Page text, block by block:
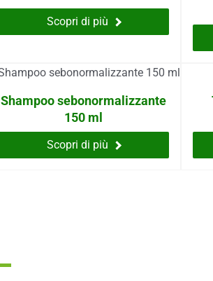
Scopri di più
Shampoo sebonormalizzante
150 ml
Scopri di più